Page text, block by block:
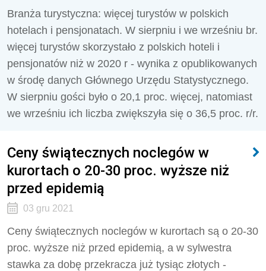
Branża turystyczna: więcej turystów w polskich
hotelach i pensjonatach. W sierpniu i we wrześniu br.
więcej turystów skorzystało z polskich hoteli i
pensjonatów niż w 2020 r - wynika z opublikowanych
w środę danych Głównego Urzędu Statystycznego.
W sierpniu gości było o 20,1 proc. więcej, natomiast
we wrześniu ich liczba zwiększyła się o 36,5 proc. r/r.
Ceny świątecznych noclegów w
kurortach o 20-30 proc. wyższe niż
przed epidemią
03 gru 2021
Ceny świątecznych noclegów w kurortach są o 20-30
proc. wyższe niż przed epidemią, a w sylwestra
stawka za dobę przekracza już tysiąc złotych -